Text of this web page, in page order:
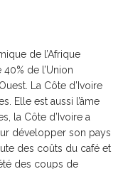
de l’Afrique
de l’Union
La Côte d’Ivoire
Elle est aussi l’âme
la Côte d’Ivoire a
développer son pays
des coûts du café et
des coups de